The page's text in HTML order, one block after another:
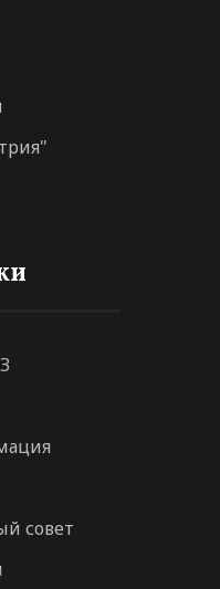
совет